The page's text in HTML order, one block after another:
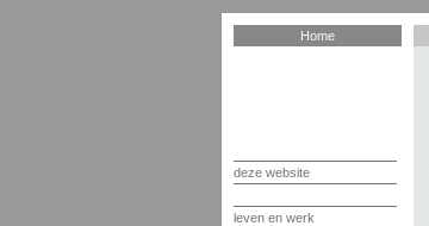
Home
deze website
leven en werk